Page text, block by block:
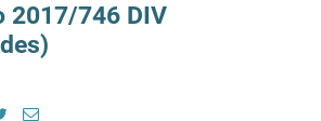
2017/746 DIV